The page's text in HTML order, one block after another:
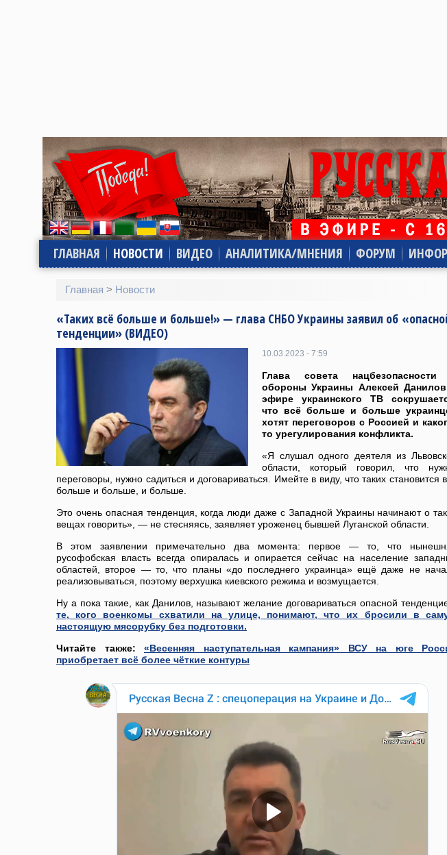
ГЛАВНАЯ НОВОСТИ ВИДЕО АНАЛИТИКА/МНЕНИЯ ФОРУМ
Главная > Новости
«Таких всё больше и больше!» — глава СНБО Украины заявил об
тенденции» (ВИДЕО)
10.03.2023 - 7:59
Глава совета
обороны Украины Алексей
эфире украинского ТВ
что всё больше и больше
хотят переговоров с Россией и
то урегулирования конфликта.
«Я слушал одного деятеля из
области, который говорил, что
переговоры, нужно садиться и договариваться. Имейте в виду, что таких становится
больше и больше, и больше.
Это очень опасная тенденция, когда люди даже с Западной Украины начинают о
вещах говорить», — не стесняясь, заявляет уроженец бывшей Луганской области.
В этом заявлении примечательно два момента: первое — то, что
русофобская власть всегда опиралась и опирается сейчас на население
областей, второе — то, что планы «до последнего украинца» ещё даже не
реализовываться, поэтому верхушка киевского режима и возмущается.
Ну а пока такие, как Данилов, называют желание договариваться опасной
те, кого военкомы схватили на улице, понимают, что их бросили в
настоящую мясорубку без подготовки.
Читайте также: «Весенняя наступательная кампания» ВСУ на юге
приобретает всё более чёткие контуры